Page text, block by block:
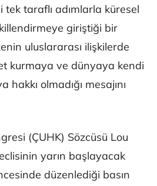
taraflı adımlarla küresel
giriştiği bir
uluslararası ilişkilerde
kurmaya ve dünyaya kendi
olmadığı mesajını
(ÇUHK) Sözcüsü Lou
yarın başlayacak
düzenlediği basın